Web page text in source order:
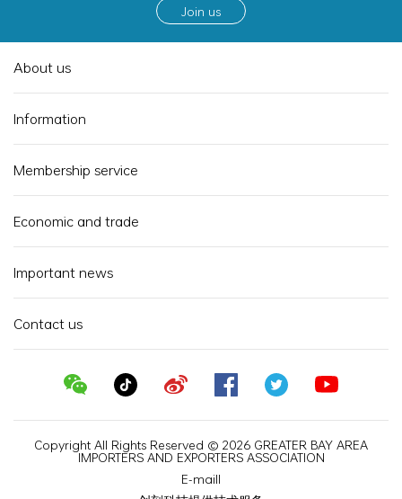
Join us
About us
Information
Membership service
Economic and trade
Important news
Contact us
Copyright All Rights Reserved © 2026 GREATER BAY AREA
IMPORTERS AND EXPORTERS ASSOCIATION
E-maill